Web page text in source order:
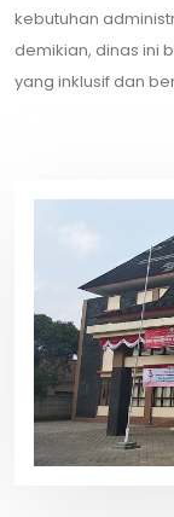
kebutuhan
demikian, dinas ini
yang inklusif dan